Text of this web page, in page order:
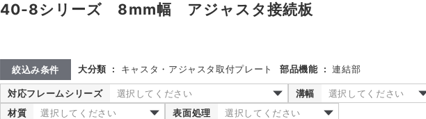
40-8シリーズ 8mm幅 アジャスタ接続板
絞込み条件 大分類 : キャスタ・アジャスタ取付プレート 部品機能 : 連結部
対応フレームシリーズ 選択してください 溝幅
選択してください
材質
選択してください 表面処理 選択してください